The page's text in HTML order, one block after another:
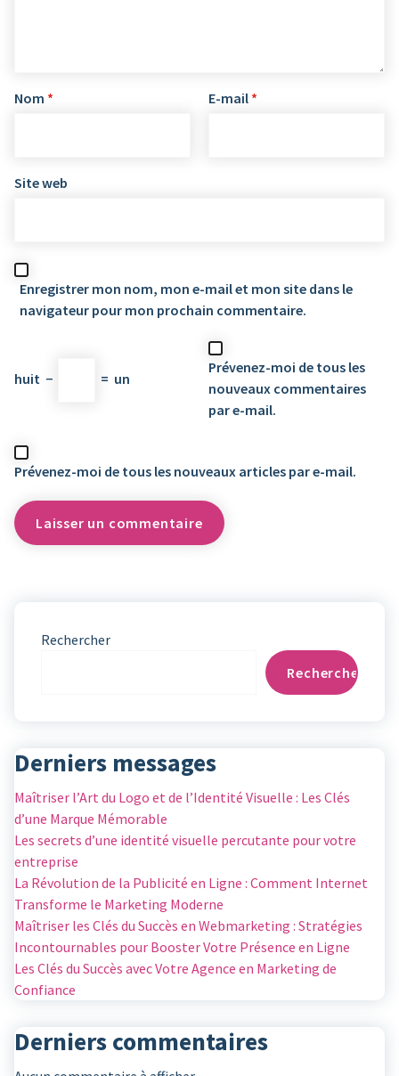
Nom * E-mail *
Site web
Enregistrer mon nom, mon e-mail et mon site dans le
navigateur pour mon prochain commentaire.
huit − = un
Prévenez-moi de tous les
nouveaux commentaires
par e-mail.
Prévenez-moi de tous les nouveaux articles par e-mail.
Rechercher
Rechercher
Derniers messages
Maîtriser l’Art du Logo et de l’Identité Visuelle : Les Clés
d’une Marque Mémorable
Les secrets d’une identité visuelle percutante pour votre
entreprise
La Révolution de la Publicité en Ligne : Comment Internet
Transforme le Marketing Moderne
Maîtriser les Clés du Succès en Webmarketing : Stratégies
Incontournables pour Booster Votre Présence en Ligne
Les Clés du Succès avec Votre Agence en Marketing de
Confiance
Derniers commentaires